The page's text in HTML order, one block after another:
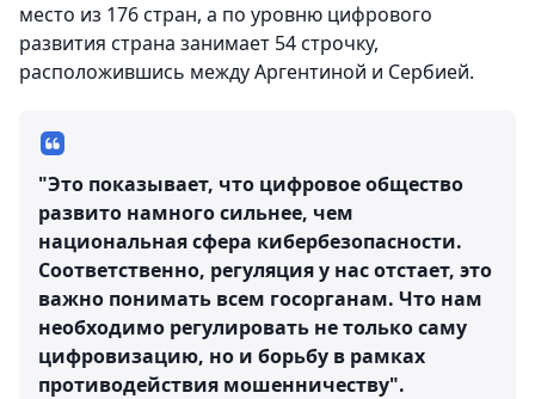
место из 176 стран, а по уровню цифрового
развития страна занимает 54 строчку,
расположившись между Аргентиной и Сербией.
"Это показывает, что цифровое общество
развито намного сильнее, чем
национальная сфера кибербезопасности.
Соответственно, регуляция у нас отстает, это
важно понимать всем госорганам. Что нам
необходимо регулировать не только саму
цифровизацию, но и борьбу в рамках
противодействия мошенничеству".